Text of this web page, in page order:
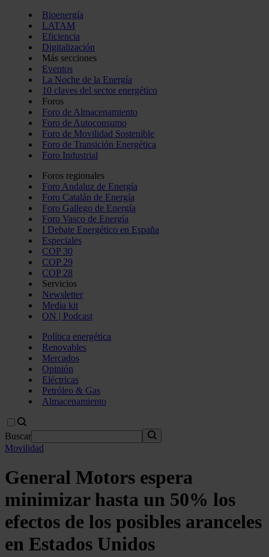
Bioenergía
LATAM
Eficiencia
Digitalización
Más secciones
Eventos
La Noche de la Energía
10 claves del sector energético
Foros
Foro de Almacenamiento
Foro de Autoconsumo
Foro de Movilidad Sostenible
Foro de Transición Energética
Foro Industrial
Foros regionales
Foro Andaluz de Energía
Foro Catalán de Energía
Foro Gallego de Energía
Foro Vasco de Energía
I Debate Energético en España
Especiales
COP 30
COP 29
COP 28
Servicios
Newsletter
Media kit
ON | Podcast
Política energética
Renovables
Mercados
Opinión
Eléctricas
Petróleo & Gas
Almacenamiento
Buscar
Movilidad
General Motors espera
minimizar hasta un 50% los
efectos de los posibles aranceles
en Estados Unidos